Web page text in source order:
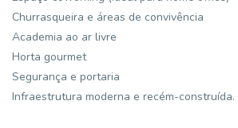
Churrasqueira e áreas de convivência
Academia ao ar livre
Horta gourmet
Segurança e portaria
Infraestrutura moderna e recém-construída.